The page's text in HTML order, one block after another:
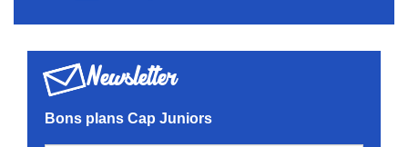
Newsletter
Bons plans Cap Juniors